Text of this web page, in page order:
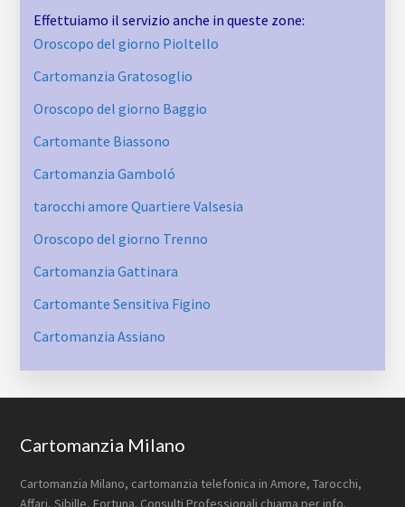
Effettuiamo il servizio anche in queste zone:
Oroscopo del giorno Pioltello
Cartomanzia Gratosoglio
Oroscopo del giorno Baggio
Cartomante Biassono
Cartomanzia Gamboló
tarocchi amore Quartiere Valsesia
Oroscopo del giorno Trenno
Cartomanzia Gattinara
Cartomante Sensitiva Figino
Cartomanzia Assiano
Footer
Cartomanzia Milano
Cartomanzia Milano, cartomanzia telefonica in Amore, Tarocchi,
Affari, Sibille, Fortuna. Consulti Professionali chiama per info.